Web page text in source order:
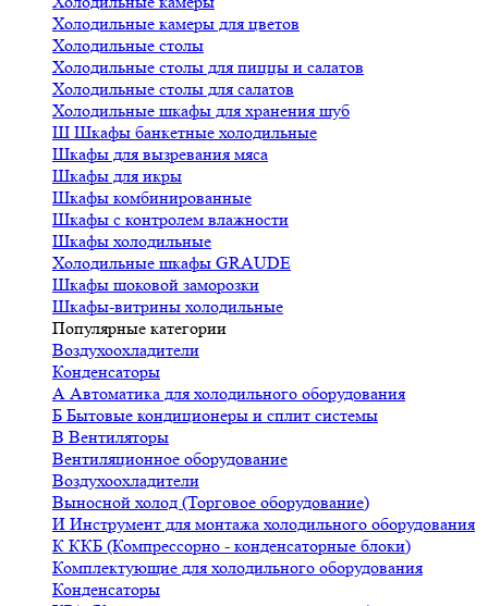
Холодильные камеры для цветов
Холодильные столы
Холодильные столы для пиццы и салатов
Холодильные столы для салатов
Холодильные шкафы для хранения шуб
Ш Шкафы банкетные холодильные
Шкафы для вызревания мяса
Шкафы для икры
Шкафы комбинированные
Шкафы с контролем влажности
Шкафы холодильные
Холодильные шкафы GRAUDE
Шкафы шоковой заморозки
Шкафы-витрины холодильные
Популярные категории
Воздухоохладители
Конденсаторы
А Автоматика для холодильного оборудования
Б Бытовые кондиционеры и сплит системы
В Вентиляторы
Вентиляционное оборудование
Воздухоохладители
Выносной холод (Торговое оборудование)
И Инструмент для монтажа холодильного оборудования
К ККБ (Компрессорно - конденсаторные блоки)
Комплектующие для холодильного оборудования
Конденсаторы